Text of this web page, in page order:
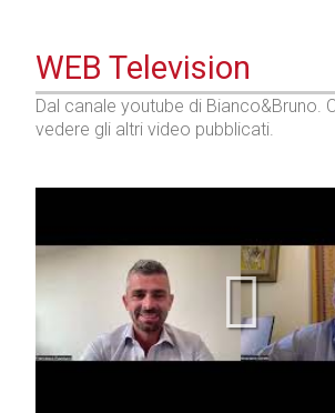
WEB Television
Dal canale youtube di Bianco&Bruno.
vedere gli altri video pubblicati.